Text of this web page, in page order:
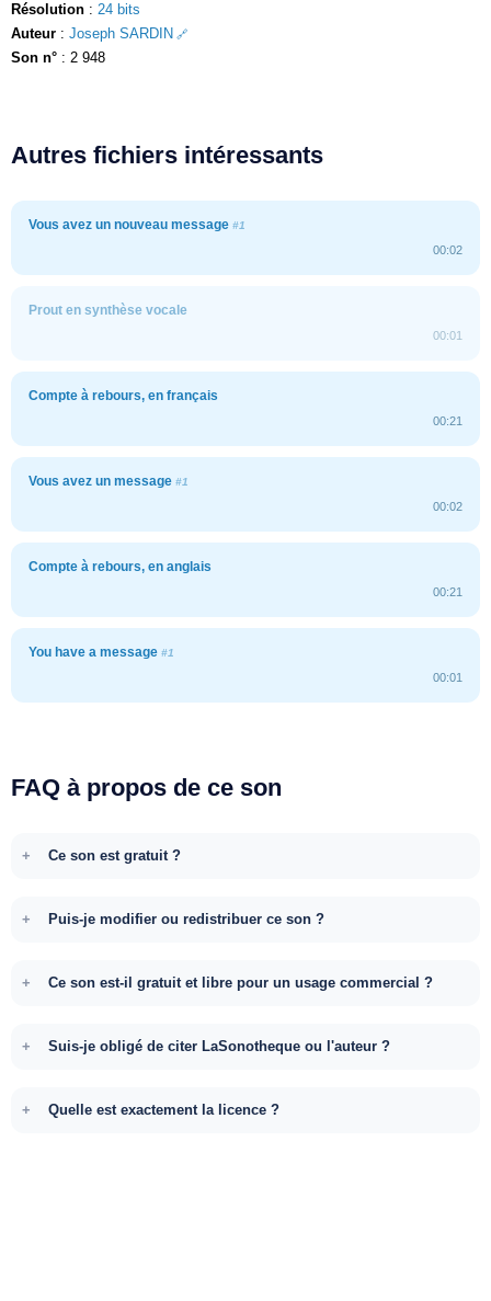
Résolution : 24 bits
Auteur : Joseph SARDIN
Son n° : 2 948
Autres fichiers intéressants
Vous avez un nouveau message #1
00:02
Prout en synthèse vocale
00:01
Compte à rebours, en français
00:21
Vous avez un message #1
00:02
Compte à rebours, en anglais
00:21
You have a message #1
00:01
FAQ à propos de ce son
Ce son est gratuit ?
Puis-je modifier ou redistribuer ce son ?
Ce son est-il gratuit et libre pour un usage commercial ?
Suis-je obligé de citer LaSonotheque ou l'auteur ?
Quelle est exactement la licence ?